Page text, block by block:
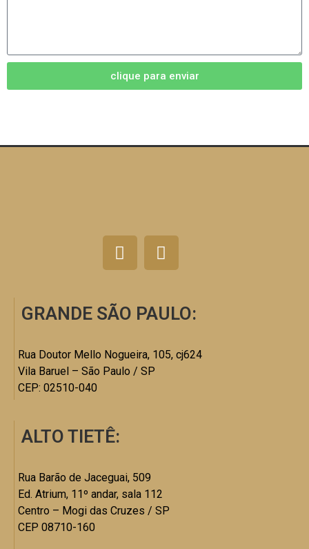
clique para enviar
GRANDE SÃO PAULO:
Rua Doutor Mello Nogueira, 105, cj624
Vila Baruel – São Paulo / SP
CEP: 02510-040
ALTO TIETÊ:
Rua Barão de Jaceguai, 509
Ed. Atrium, 11º andar, sala 112
Centro – Mogi das Cruzes / SP
CEP 08710-160